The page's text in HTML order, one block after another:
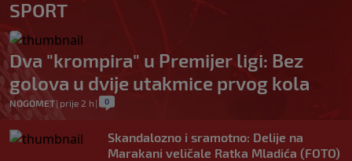
SPORT
Dva "krompira" u Premijer ligi: Bez
golova u dvije utakmice prvog kola
NOGOMET| prije 2 h | 0
Skandalozno i sramotno: Delije na
Marakani veličale Ratka Mladića (FOTO)